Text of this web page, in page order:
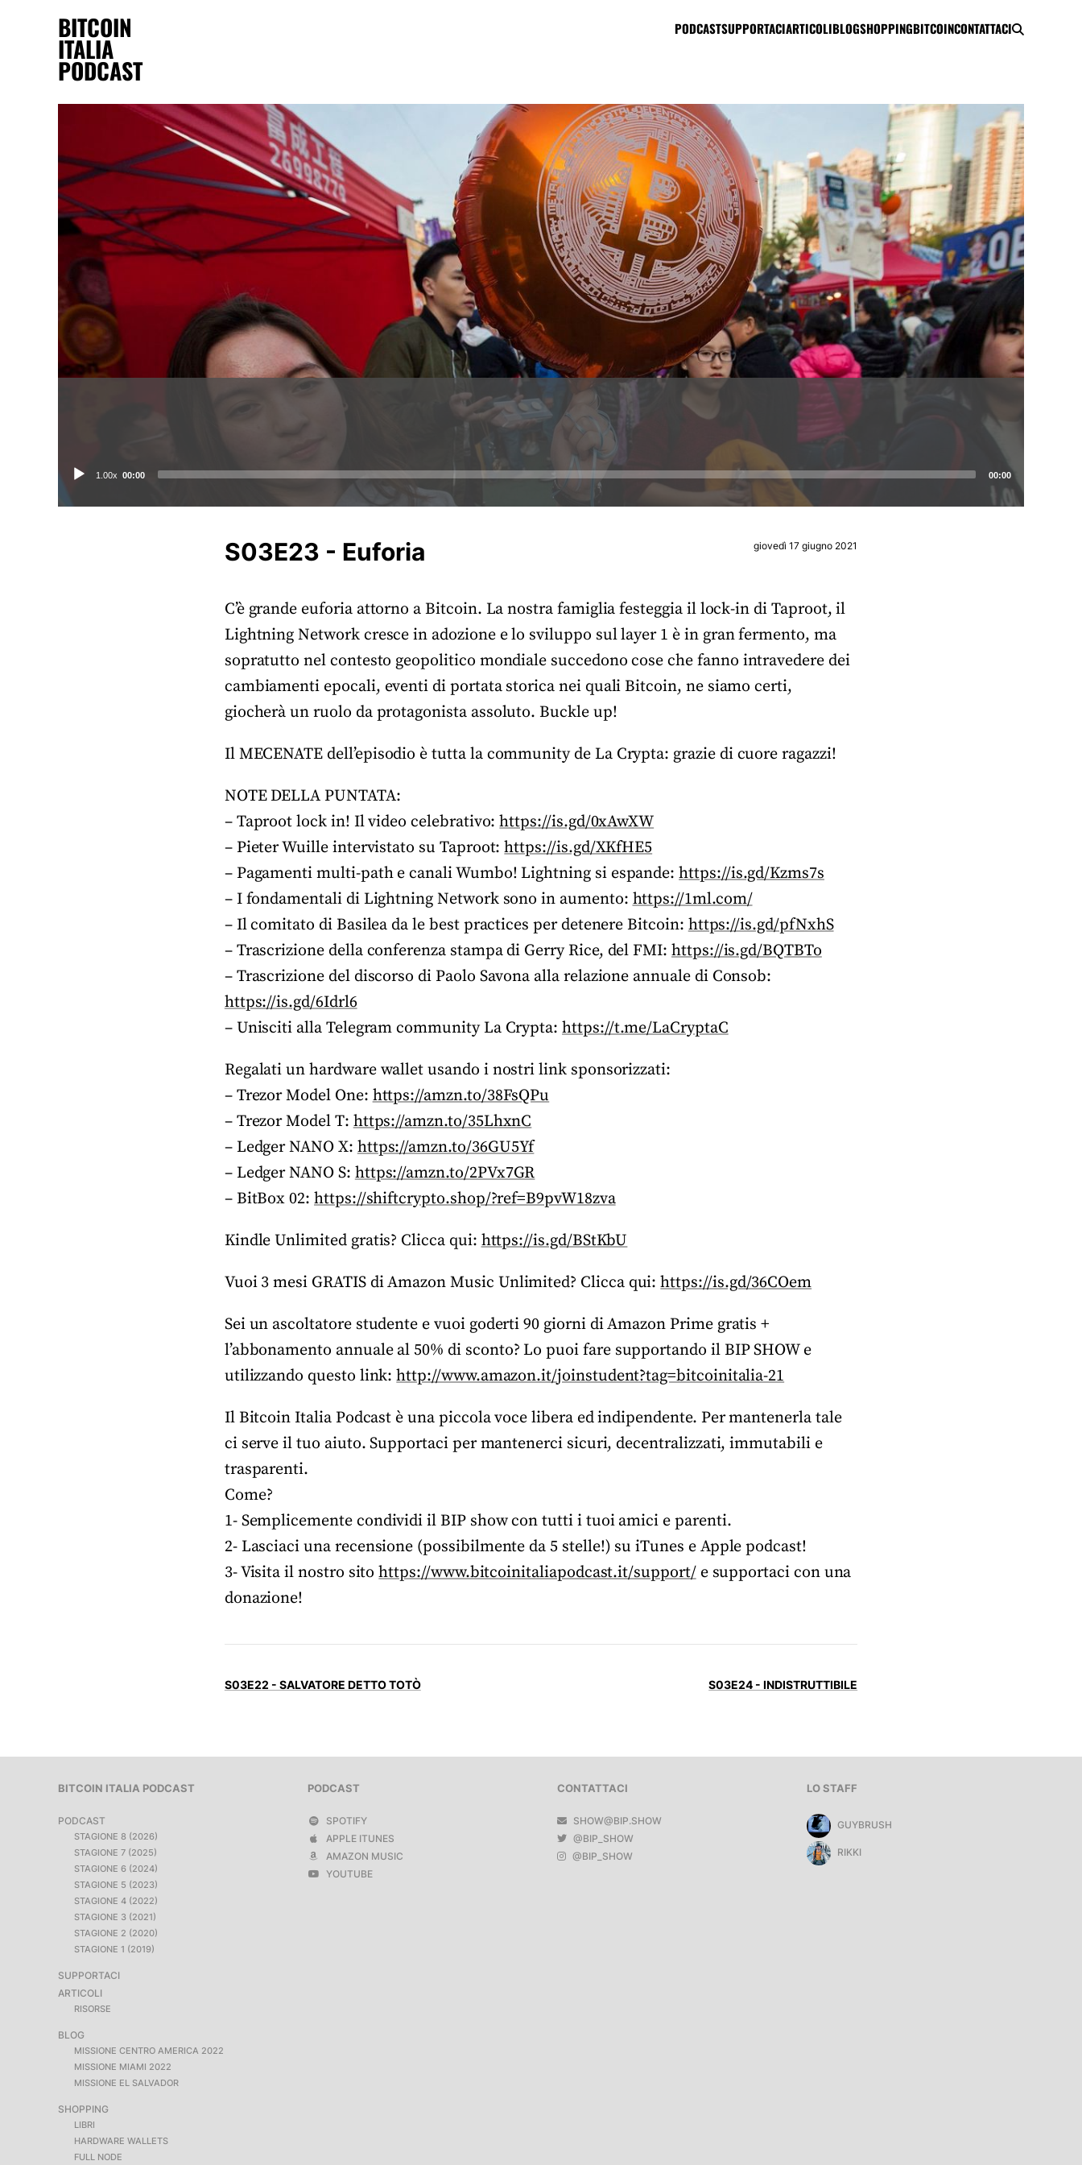
BITCOIN
ITALIA
PODCAST
PODCASTSUPPORTACIARTICOLIBLOGSHOPPINGBITCOINCONTATTACI
Audio
1.00x 00:00 00:00
S03E23 - Euforia giovedì 17 giugno 2021
C’è grande euforia attorno a Bitcoin. La nostra famiglia festeggia il lock-in di Taproot, il
Lightning Network cresce in adozione e lo sviluppo sul layer 1 è in gran fermento, ma
sopratutto nel contesto geopolitico mondiale succedono cose che fanno intravedere dei
cambiamenti epocali, eventi di portata storica nei quali Bitcoin, ne siamo certi,
giocherà un ruolo da protagonista assoluto. Buckle up!
Il MECENATE dell’episodio è tutta la community de La Crypta: grazie di cuore ragazzi!
NOTE DELLA PUNTATA:
– Taproot lock in! Il video celebrativo:https://is.gd/0xAwXW
– Pieter Wuille intervistato su Taproot:https://is.gd/XKfHE5
– Pagamenti multi-path e canali Wumbo! Lightning si espande:https://is.gd/Kzms7s
– I fondamentali di Lightning Network sono in aumento:https://1ml.com/
– Il comitato di Basilea da le best practices per detenere Bitcoin:https://is.gd/pfNxhS
– Trascrizione della conferenza stampa di Gerry Rice, del FMI:https://is.gd/BQTBTo
– Trascrizione del discorso di Paolo Savona alla relazione annuale di Consob:
https://is.gd/6Idrl6
– Unisciti alla Telegram community La Crypta:https://t.me/LaCryptaC
Regalati un hardware wallet usando i nostri link sponsorizzati:
– Trezor Model One:https://amzn.to/38FsQPu
– Trezor Model T:https://amzn.to/35LhxnC
– Ledger NANO X: https://amzn.to/36GU5Yf
– Ledger NANO S: https://amzn.to/2PVx7GR
– BitBox 02:https://shiftcrypto.shop/?ref=B9pvW18zva
Kindle Unlimited gratis? Clicca qui:https://is.gd/BStKbU
Vuoi 3 mesi GRATIS di Amazon Music Unlimited? Clicca qui:https://is.gd/36COem
Sei un ascoltatore studente e vuoi goderti 90 giorni di Amazon Prime gratis +
l’abbonamento annuale al 50% di sconto? Lo puoi fare supportando il BIP SHOW e
utilizzando questo link:http://www.amazon.it/joinstudent?tag=bitcoinitalia-21
Il Bitcoin Italia Podcast è una piccola voce libera ed indipendente. Per mantenerla tale
ci serve il tuo aiuto. Supportaci per mantenerci sicuri, decentralizzati, immutabili e
trasparenti.
Come?
1- Semplicemente condividi il BIP show con tutti i tuoi amici e parenti.
2- Lasciaci una recensione (possibilmente da 5 stelle!) su iTunes e Apple podcast!
3- Visita il nostro sitohttps://www.bitcoinitaliapodcast.it/support/e supportaci con una
donazione!
S03E22 - SALVATORE DETTO TOTÒ S03E24 - INDISTRUTTIBILE
BITCOIN ITALIA PODCAST
PODCAST
STAGIONE 8 (2026)
STAGIONE 7 (2025)
STAGIONE 6 (2024)
STAGIONE 5 (2023)
STAGIONE 4 (2022)
STAGIONE 3 (2021)
STAGIONE 2 (2020)
STAGIONE 1 (2019)
SUPPORTACI
ARTICOLI
RISORSE
BLOG
MISSIONE CENTRO AMERICA 2022
MISSIONE MIAMI 2022
MISSIONE EL SALVADOR
SHOPPING
LIBRI
HARDWARE WALLETS
FULL NODE
PODCAST
SPOTIFY
APPLE ITUNES
AMAZON MUSIC
YOUTUBE
CONTATTACI
SHOW@BIP.SHOW
@BIP_SHOW
@BIP_SHOW
LO STAFF
GUYBRUSH
RIKKI